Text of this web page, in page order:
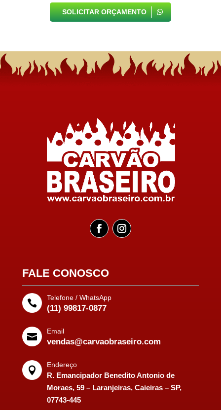
SOLICITAR ORÇAMENTO
FALE CONOSCO

Telefone / WhatsApp
(11) 99817-0877

Email
vendas@carvaobraseiro.com

Endereço
R. Emancipador Benedito Antonio de
Moraes, 59 – Laranjeiras, Caieiras – SP,
07743-445